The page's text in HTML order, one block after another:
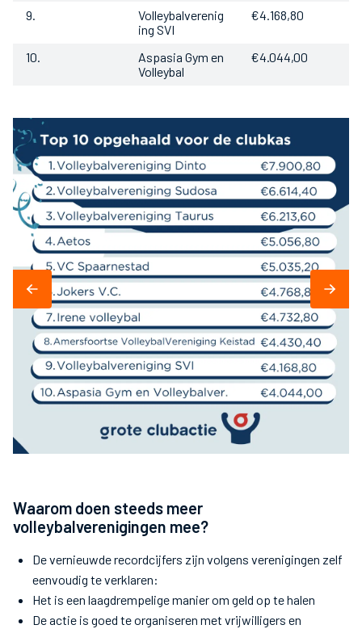
9.
Volleybalverenig
ing SVI
€4.168,80
10.
Aspasia Gym en
Volleybal
€4.044,00
Waarom doen steeds meer
volleybalverenigingen mee?
De vernieuwde recordcijfers zijn volgens verenigingen zelf
eenvoudig te verklaren:
Het is een laagdrempelige manier om geld op te halen
De actie is goed te organiseren met vrijwilligers en